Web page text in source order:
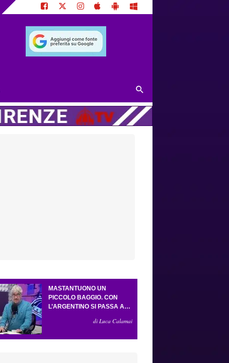
MASTANTUONO UN
PICCOLO BAGGIO. CON
L’ARGENTINO SI PASSA AL
L’AMICHEVOLE CON IL
di Luca Calamai